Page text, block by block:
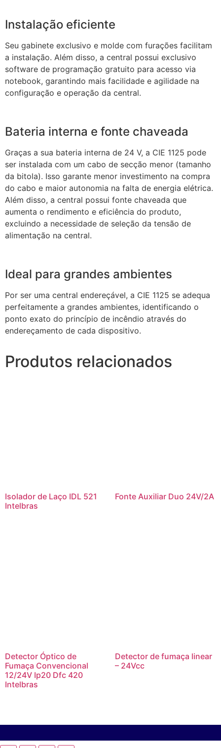
Instalação eficiente
Seu gabinete exclusivo e molde com furações facilitam
a instalação. Além disso, a central possui exclusivo
software de programação gratuito para acesso via
notebook, garantindo mais facilidade e agilidade na
configuração e operação da central.
Bateria interna e fonte chaveada
Graças a sua bateria interna de 24 V, a CIE 1125 pode
ser instalada com um cabo de secção menor (tamanho
da bitola). Isso garante menor investimento na compra
do cabo e maior autonomia na falta de energia elétrica.
Além disso, a central possui fonte chaveada que
aumenta o rendimento e eficiência do produto,
excluindo a necessidade de seleção da tensão de
alimentação na central.
Ideal para grandes ambientes
Por ser uma central endereçável, a CIE 1125 se adequa
perfeitamente a grandes ambientes, identificando o
ponto exato do princípio de incêndio através do
endereçamento de cada dispositivo.
Produtos relacionados
Isolador de Laço IDL 521
Intelbras
Fonte Auxiliar Duo 24V/2A
Detector Óptico de
Fumaça Convencional
12/24V Ip20 Dfc 420
Intelbras
Detector de fumaça linear
– 24Vcc